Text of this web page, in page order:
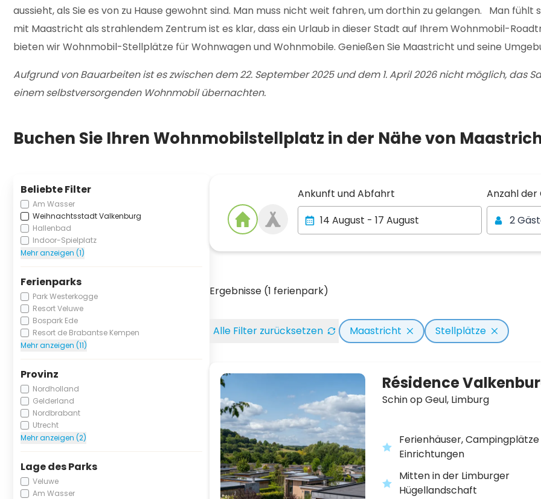
aussieht, als Sie es von zu Hause gewohnt sind. Man muss nicht weit fahren, um dorthin zu gelangen. Man
mit Maastricht als strahlendem Zentrum ist es klar, dass ein Urlaub in dieser Stadt auf Ihrem Wohnmobil-
bieten wir Wohnmobil-Stellplätze für Wohnwagen und Wohnmobile. Genießen Sie Maastricht und seine
Aufgrund von Bauarbeiten ist es zwischen dem 22. September 2025 und dem 1. April 2026 nicht möglich, das
einem selbstversorgenden Wohnmobil übernachten.
Buchen Sie Ihren Wohnmobilstellplatz in der Nähe von
Beliebte Filter
Am Wasser
Weihnachtsstadt Valkenburg
Hallenbad
Indoor-Spielplatz
Mehr anzeigen (1)
Ferienparks
Park Westerkogge
Resort Veluwe
Bospark Ede
Resort de Brabantse Kempen
Mehr anzeigen (11)
Provinz
Nordholland
Gelderland
Nordbrabant
Utrecht
Mehr anzeigen (2)
Lage des Parks
Veluwe
Am Wasser
Ankunft und Abfahrt Anzahl der
Anzahl der
2
Ergebnisse (1 ferienpark)
Alle Filter zurücksetzen Maastricht Stellplätze
Résidence
Schin op Geul, Limburg
Ferienhäuser,
Einrichtungen
Mitten in der Limburger
Hügellandschaft